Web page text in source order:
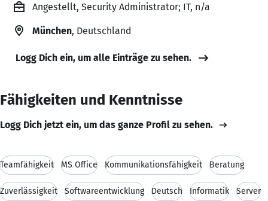
Angestellt, Security Administrator; IT, n/a
München, Deutschland
Logg Dich ein, um alle Einträge zu sehen.
Fähigkeiten und Kenntnisse
Logg Dich jetzt ein, um das ganze Profil zu sehen.
Teamfähigkeit MS Office Kommunikationsfähigkeit Beratung
Zuverlässigkeit Softwareentwicklung Deutsch Informatik Server